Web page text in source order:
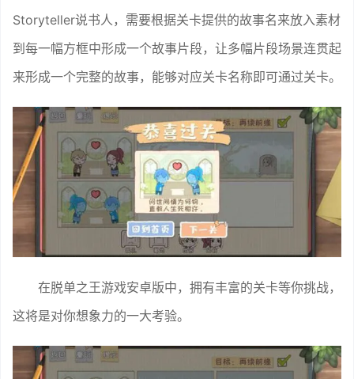
Storyteller说书人，需要根据关卡提供的故事名来放入素材
到每一幅方框中形成一个故事片段，让多幅片段场景连贯起
来形成一个完整的故事，能够对应关卡名称即可通过关卡。
在脱单之王游戏安卓版中，拥有丰富的关卡等你挑战，
这将是对你想象力的一大考验。